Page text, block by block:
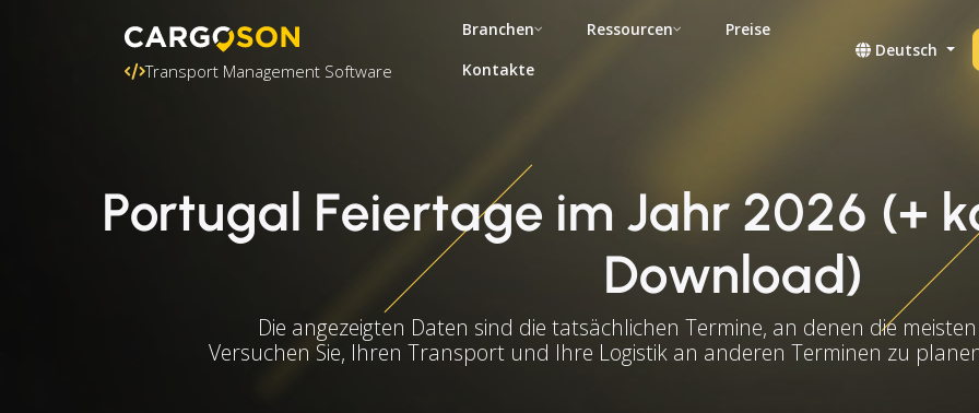
Transport Management Software
Branchen Ressourcen
Preise
Kontakte
Deutsch
Portugal Feiertage im Jahr 2026 (+
Download)
Die angezeigten Daten sind die tatsächlichen Termine, an denen die
Versuchen Sie, Ihren Transport und Ihre Logistik an anderen Terminen zu